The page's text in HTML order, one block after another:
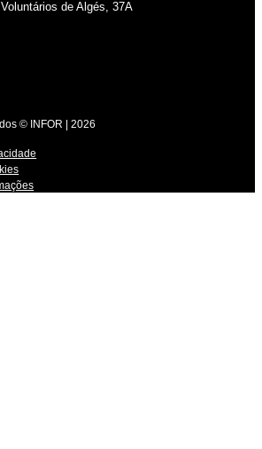
de Algés, 37A
© INFOR | 2026